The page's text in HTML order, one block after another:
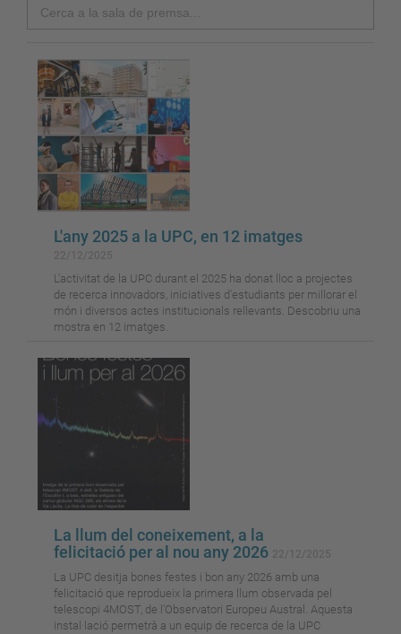
Search
L'any 2025 a la UPC, en 12 imatges
L'activitat de la UPC durant el 2025 ha donat lloc a projectes
de recerca innovadors, iniciatives d'estudiants per millorar el
món i diversos actes institucionals rellevants. Descobriu una
mostra en 12 imatges.
La llum del coneixement, a la
felicitació per al nou any 2026
La UPC desitja bones festes i bon any 2026 amb una
felicitació que reprodueix la primera llum observada pel
telescopi 4MOST, de l’Observatori Europeu Austral. Aquesta
instal·lació permetrà a un equip de recerca de la UPC